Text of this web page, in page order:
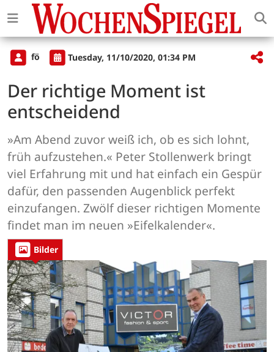
fö Tuesday, 11/10/2020, 01:34 PM
Der richtige Moment ist
entscheidend
»Am Abend zuvor weiß ich, ob es sich lohnt,
früh aufzustehen.« Peter Stollenwerk bringt
viel Erfahrung mit und hat einfach ein Gespür
dafür, den passenden Augenblick perfekt
einzufangen. Zwölf dieser richtigen Momente
findet man im neuen »Eifelkalender«.
Bilder